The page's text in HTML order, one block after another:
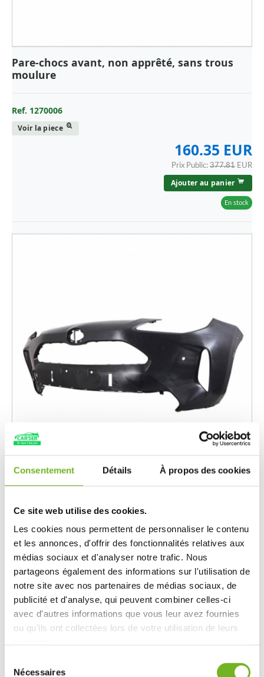
Consentement Détails À propos des cookies
Ce site web utilise des cookies.
Les cookies nous permettent de personnaliser le contenu
et les annonces, d'offrir des fonctionnalités relatives aux
médias sociaux et d'analyser notre trafic. Nous
partageons également des informations sur l'utilisation de
notre site avec nos partenaires de médias sociaux, de
publicité et d'analyse, qui peuvent combiner celles-ci
avec d'autres informations que vous leur avez fournies
ou qu'ils ont collectées lors de votre utilisation de leurs
Nécessaires
Pare-chocs avant, non apprêté, sans trous
moulure
Ref. 1270006
Voir la piece
160.35 EUR
Prix Public: 377.81 EUR
Ajouter au panier
En stock
Pare-chocs avant non apprêté, 2 trous
Ref. 1270007
Voir la piece
165.16 EUR
Prevenez-moi
En rupture de stock